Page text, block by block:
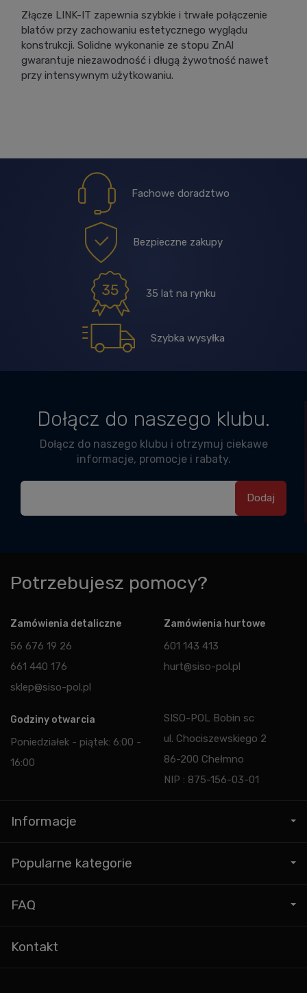
Złącze LINK-IT zapewnia szybkie i trwałe połączenie
blatów przy zachowaniu estetycznego wyglądu
konstrukcji. Solidne wykonanie ze stopu ZnAl
gwarantuje niezawodność i długą żywotność nawet
przy intensywnym użytkowaniu.
Fachowe doradztwo
Bezpieczne zakupy
35 lat na rynku
Szybka wysyłka
Dołącz do naszego klubu.
Dołącz do naszego klubu i otrzymuj ciekawe
informacje, promocje i rabaty.
Potrzebujesz pomocy?
Zamówienia detaliczne
56 676 19 26
661 440 176
sklep@siso-pol.pl
Zamówienia hurtowe
601 143 413
hurt@siso-pol.pl
Godziny otwarcia
Poniedziałek - piątek: 6:00 -
16:00
SISO-POL Bobin sc
ul. Chociszewskiego 2
86-200 Chełmno
NIP : 875-156-03-01
Informacje
Popularne kategorie
FAQ
Kontakt